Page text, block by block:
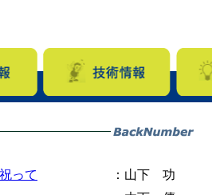
って
：山下 功